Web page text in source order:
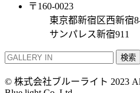
〒160-0023
東京都新宿区西新宿8-
サンパレス新宿911
検索
© 株式会社ブルーライト 2023